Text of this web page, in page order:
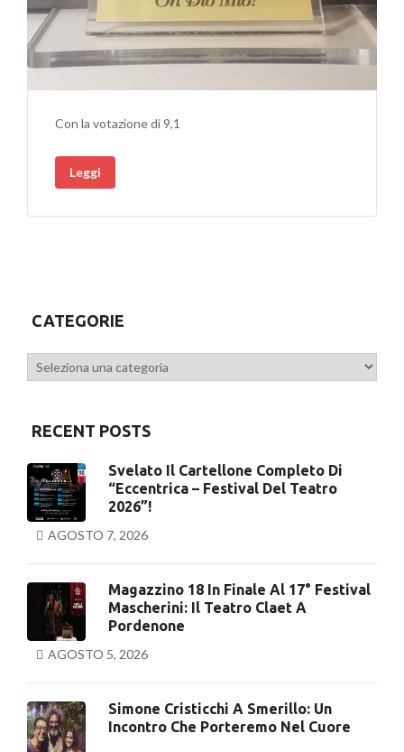
Con la votazione di 9,1
Leggi
CATEGORIE
Categorie
RECENT POSTS
Svelato Il Cartellone Completo Di
“Eccentrica – Festival Del Teatro
2026”!
AGOSTO 7, 2026
Magazzino 18 In Finale Al 17° Festival
Mascherini: Il Teatro Claet A
Pordenone
AGOSTO 5, 2026
Simone Cristicchi A Smerillo: Un
Incontro Che Porteremo Nel Cuore